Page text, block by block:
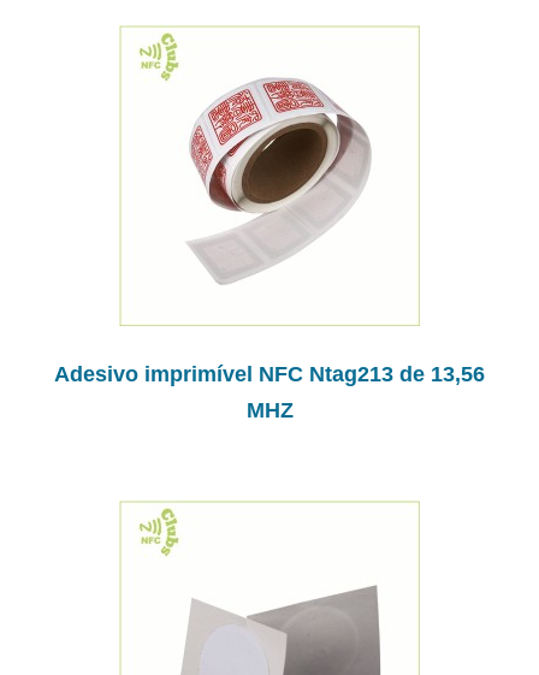
Adesivo imprimível NFC Ntag213 de 13,56
MHZ